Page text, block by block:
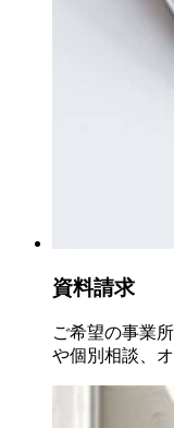
資料請求
ご希望の事業
や個別相談、